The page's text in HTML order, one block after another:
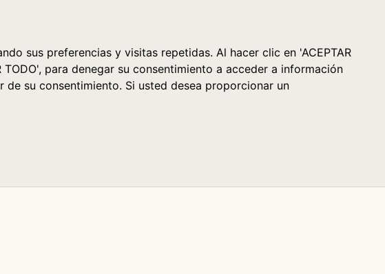
sus preferencias y visitas repetidas. Al hacer clic en 'ACEPTAR
para denegar su consentimiento a acceder a información
su consentimiento. Si usted desea proporcionar un